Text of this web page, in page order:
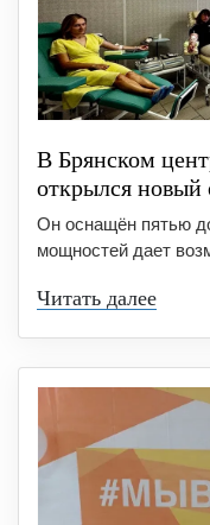
В Брянском
открылся новый
Он оснащён пятью
мощностей дает
Читать далее